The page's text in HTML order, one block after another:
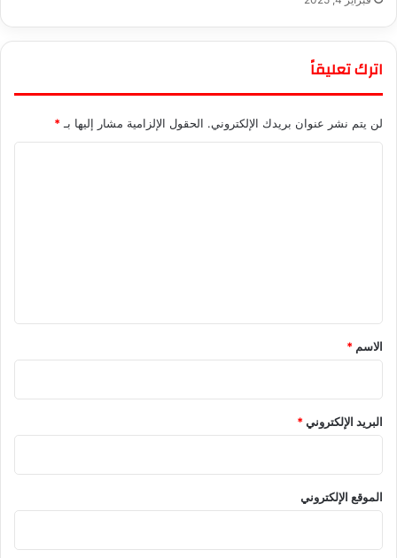
اترك تعليقاً
لن يتم نشر عنوان بريدك الإلكتروني. الحقول الإلزامية مشار إليها بـ*
*
الاسم *
البريد الإلكتروني*
الموقع الإلكتروني